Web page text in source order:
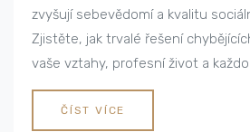
zvyšují sebevědomí a kvalitu
Zjistěte, jak trvalé řešení
vaše vztahy, profesní život a
ČÍST VÍCE